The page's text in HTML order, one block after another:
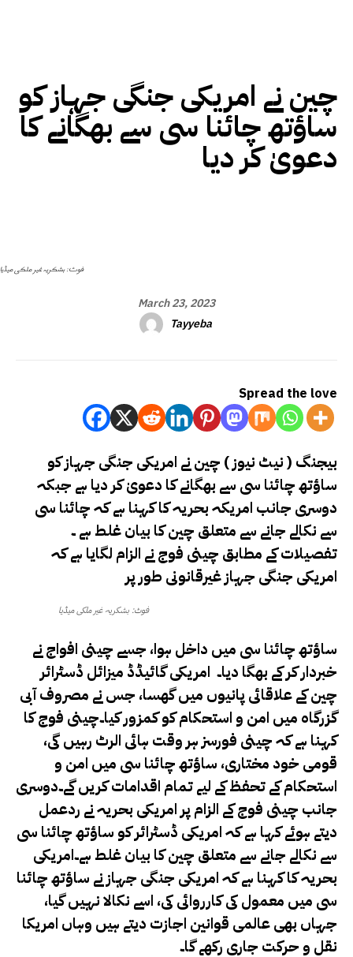
چین نے امریکی جنگی جہاز کو
ساؤتھ چائنا سی سے بھگانے کا
دعویٰ کر دیا
فوٹ: بشکریہ غیر ملکی میڈیا
March 23, 2023
Tayyeba
Spread the love
ساؤتھ چائنا سی سے بھگانے کا دعویٰ کر دیا ہے جبکہ
دوسری جانب امریکہ بحریہ کا کہنا ہے کہ چائنا سی
سے نکالے جانے سے متعلق چین کا بیان غلط ہے ۔
تفصیلات کے مطابق چینی فوج نے الزام لگایا ہے کہ
امریکی جنگی جہاز غیرقانونی طور پر
فوٹ: بشکریہ غیر ملکی میڈیا
ساؤتھ چائنا سی میں داخل ہوا، جسے چینی افواج نے
خبردار کر کے بھگا دیا۔ امریکی گائیڈڈ میزائل ڈسٹرائر
چین کے علاقائی پانیوں میں گھسا، جس نے مصروف آبی
گزرگاہ میں امن و استحکام کو کمزور کیا۔چینی فوج کا
کہنا ہے کہ چینی فورسز ہر وقت ہائی الرٹ رہیں گی،
قومی خود مختاری، ساؤتھ چائنا سی میں امن و
استحکام کے تحفظ کے لیے تمام اقدامات کریں گے۔دوسری
جانب چینی فوج کے الزام پر امریکی بحریہ نے ردعمل
دیتے ہوئے کہا ہے کہ امریکی ڈسٹرائر کو ساؤتھ چائنا سی
سے نکالے جانے سے متعلق چین کا بیان غلط ہے۔امریکی
بحریہ کا کہنا ہے کہ امریکی جنگی جہاز نے ساؤتھ چائنا
سی میں معمول کی کارروائی کی، اسے نکالا نہیں گیا،
جہاں بھی عالمی قوانین اجازت دیتے ہیں وہاں امریکا
نقل و حرکت جاری رکھے گا۔